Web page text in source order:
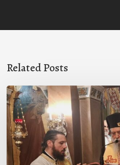
Related Posts
Ιερά
Παράκληση
στον
Ι.Ν.
Κοιμήσεως